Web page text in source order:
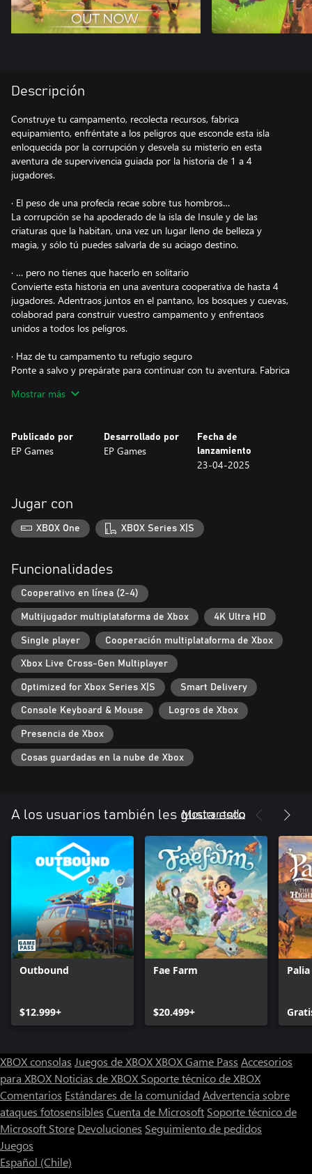
Descripción
Construye tu campamento, recolecta recursos, fabrica
equipamiento, enfréntate a los peligros que esconde esta isla
enloquecida por la corrupción y desvela su misterio en esta
aventura de supervivencia guiada por la historia de 1 a 4
jugadores.
· El peso de una profecía recae sobre tus hombros…
La corrupción se ha apoderado de la isla de Insule y de las
criaturas que la habitan, una vez un lugar lleno de belleza y
magia, y sólo tú puedes salvarla de su aciago destino.
· … pero no tienes que hacerlo en solitario
Convierte esta historia en una aventura cooperativa de hasta 4
jugadores. Adentraos juntos en el pantano, los bosques y cuevas,
colaborad para construir vuestro campamento y enfrentaos
unidos a todos los peligros.
· Haz de tu campamento tu refugio seguro
Ponte a salvo y prepárate para continuar con tu aventura. Fabrica
cultivos y tus animales, o incluso cocina para coger fuerzas.
· No bajes la guardia en una isla enloquecida por la corrupción
Ayuda y aprende de las costumbres de las criaturas de la isla,
busca la guía de los Protectores para salvar este mundo mágico.
· Todo lo que hagas te acercará a tu objetivo final
Eres su última esperanza. Cada batalla que pelees, cada objeto
más cerca de tu objetivo: resolver cada uno de sus misterios para
Mostrar más
Publicado por
EP Games
Desarrollado por
EP Games
Fecha de
lanzamiento
23-04-2025
Jugar con
XBOX One XBOX Series X|S
Funcionalidades
Cooperativo en línea (2-4)
Multijugador multiplataforma de Xbox 4K Ultra HD
Single player Cooperación multiplataforma de Xbox
Xbox Live Cross-Gen Multiplayer
Optimized for Xbox Series X|S Smart Delivery
Console Keyboard & Mouse Logros de Xbox
Presencia de Xbox
Cosas guardadas en la nube de Xbox
A los usuarios también les gusta esto
Mostrar todo
Outbound
$12.999+
Fae Farm
$20.499+
Palia
XBOX consolas Juegos de XBOXXBOX Game Pass Accesorios
para XBOX Noticias de XBOX Soporte técnico de XBOX
Comentarios Estándares de la comunidad Advertencia sobre
ataques fotosensibles Cuenta de Microsoft Soporte técnico de
Microsoft Store Devoluciones Seguimiento de pedidos
Juegos
Español (Chile)